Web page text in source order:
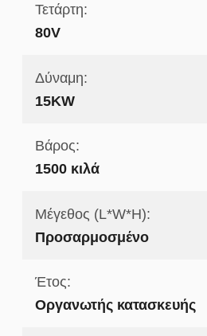
Τετάρτη:
80V
Δύναμη:
15KW
Βάρος:
1500 κιλά
Μέγεθος (L*W*H):
Προσαρμοσμένο
Έτος:
Οργανωτής κατασκευής